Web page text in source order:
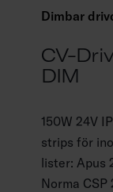
Dimbar
CV-
DIM
150W 24V
strips för
lister: Apus
Norma CSP